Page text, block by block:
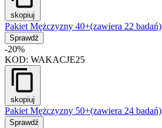
skopiuj
Pakiet Mężczyzny 40+(zawiera 22 badań)
Sprawdź
-20%
KOD: WAKACJE25
skopiuj
Pakiet Mężczyzny 50+(zawiera 24 badań)
Sprawdź